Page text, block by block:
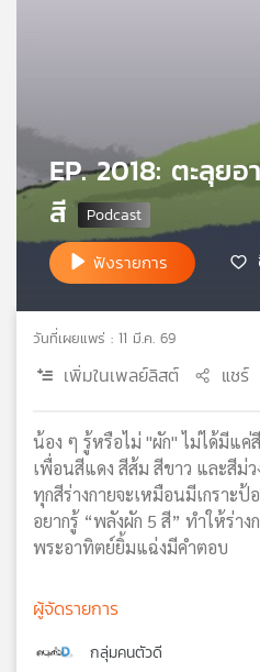
เกี่ยว
กับ
เรา
ข่าย
วิทยุ
เอส
แผนที่
วิทยุ
EP. 2018: ตะลุย
สี
ฟังรายการ
วันที่เผยแพร่ : 11 มี.ค. 69
เพิ่มในเพลย์ลิสต์ แชร์
น้อง ๆ รู้หรือไม่ "ผัก" ไม่ได้มีแค่
เพื่อนสีแดง สีส้ม สีขาว และสีม่
ทุกสีร่างกายจะเหมือนมีเกราะ
อยากรู้ “พลังผัก 5 สี” ทำให้ร่าง
พระอาทิตย์ยิ้มแฉ่งมีคำตอบ
ผู้จัดรายการ
กลุ่มคนตัวดี